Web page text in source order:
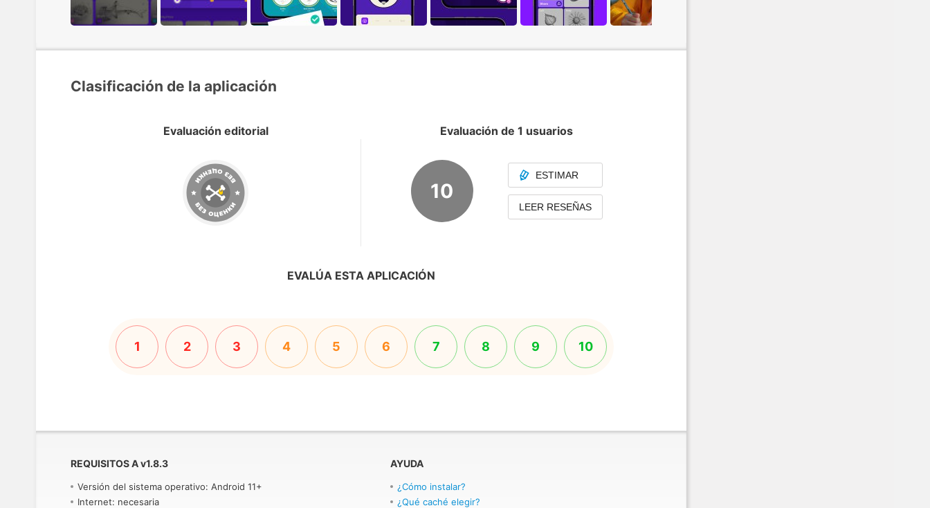
Clasificación de la aplicación
Evaluación editorial Evaluación de 1 usuarios
10
ESTIMAR
LEER RESEÑAS
EVALÚA ESTA APLICACIÓN
1 2 3 4 5 6 7 8 9 10
REQUISITOS Av1.8.3
Versión del sistema operativo: Android 11+
Internet: necesaria
AYUDA
¿Cómo instalar?
¿Qué caché elegir?